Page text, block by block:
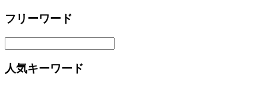
フリーワード
人気キーワード